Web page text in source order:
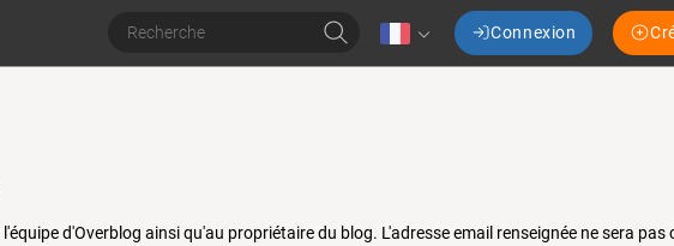
Connexion
d'Overblog ainsi qu'au propriétaire du blog. L'adresse email renseignée ne sera pas